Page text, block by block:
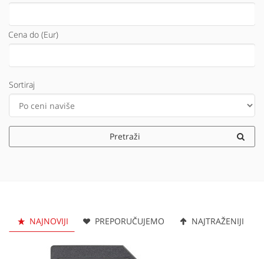
Cena do (Eur)
Sortiraj
Pretraži
NAJNOVIJI PREPORUČUJEMO NAJTRAŽENIJI